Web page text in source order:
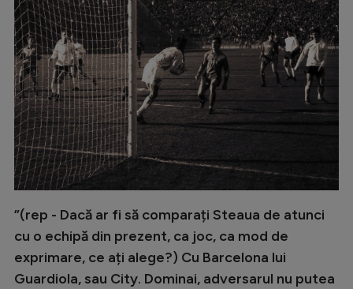
”(rep - Dacă ar fi să comparați Steaua de atunci
cu o echipă din prezent, ca joc, ca mod de
exprimare, ce ați alege?) Cu Barcelona lui
Guardiola, sau City. Dominai, adversarul nu putea